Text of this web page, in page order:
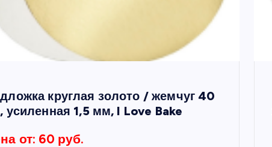
круглая золото / жемчуг 40
усиленная 1,5 мм, I Love Bake
от: 60 руб.